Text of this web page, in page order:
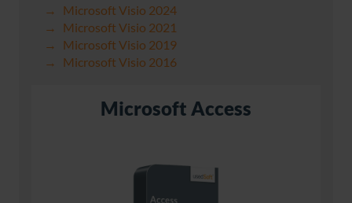
Microsoft Visio 2024
Microsoft Visio 2021
Microsoft Visio 2019
Microsoft Visio 2016
Microsoft Access